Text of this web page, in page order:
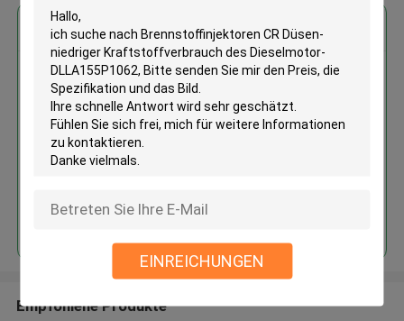
EINREICHUNGEN
Erhalten Sie den besten Preis für
Brennstoffinjektoren CR Düsen-
niedriger Kraftstoffverbrauch
des Dieselmotor-
Fortsetzen
Empfohlene Produkte